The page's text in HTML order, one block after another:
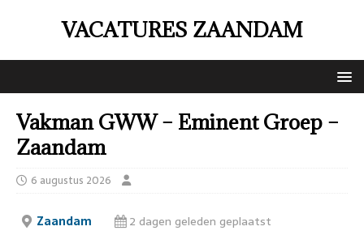
VACATURES ZAANDAM
Vakman GWW – Eminent Groep –
Zaandam
6 augustus 2026
Zaandam 2 dagen geleden geplaatst